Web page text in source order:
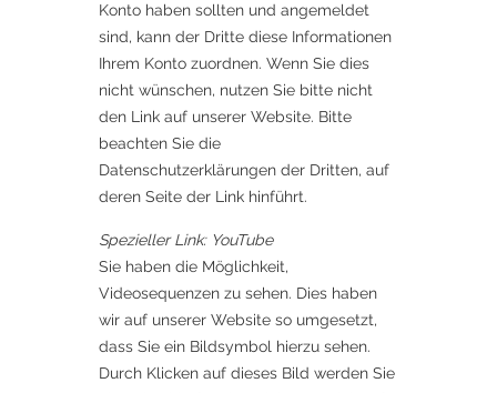
Konto haben sollten und angemeldet
sind, kann der Dritte diese Informationen
Ihrem Konto zuordnen. Wenn Sie dies
nicht wünschen, nutzen Sie bitte nicht
den Link auf unserer Website. Bitte
beachten Sie die
Datenschutzerklärungen der Dritten, auf
deren Seite der Link hinführt.
Spezieller Link: YouTube
Sie haben die Möglichkeit,
Videosequenzen zu sehen. Dies haben
wir auf unserer Website so umgesetzt,
dass Sie ein Bildsymbol hierzu sehen.
Durch Klicken auf dieses Bild werden Sie